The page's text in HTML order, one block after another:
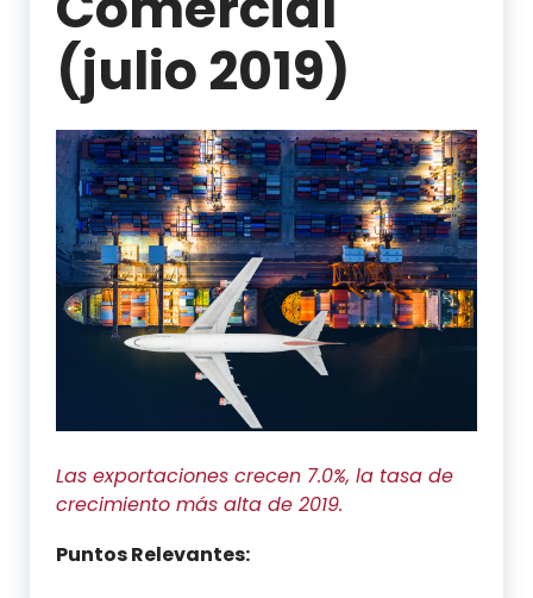
(julio 2019)
Las exportaciones crecen 7.0%, la tasa de
crecimiento más alta de 2019.
Puntos Relevantes: